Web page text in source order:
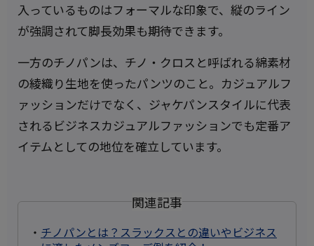
入っているものはフォーマルな印象で、縦のライン
が強調されて脚長効果も期待できます。
一方のチノパンは、チノ・クロスと呼ばれる綿素材
の綾織り生地を使ったパンツのこと。カジュアルフ
ァッションだけでなく、ジャケパンスタイルに代表
されるビジネスカジュアルファッションでも定番ア
イテムとしての地位を確立しています。
関連記事
・ チノパンとは？スラックスとの違いやビジネス